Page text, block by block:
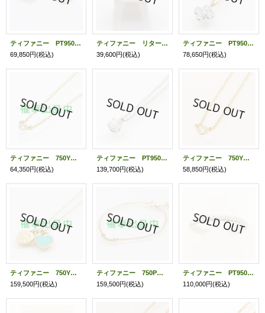
ティファニー PT950 センチメンタルハート ダイアイリリング 3.60g
69,850円(税込)
ティファニー リターン トゥ ティファニー ピアス（ミニ） 2.00g
39,600円(税込)
ティファニー PT950/750YG クルーシフォーム ダイアイリペンダントネックレス 2.20g
78,650円(税込)
ティファニー 750YG バイザヤード ダイアイリネックレス 1.80g
64,350円(税込)
ティファニー PT950 ソリティア ダイアイリペンダントネックレス 0.33ct 2.60g
139,700円(税込)
ティファニー 750YG バイザヤード ダイアイリネックレス 1.70g
58,850円(税込)
ティファニー 750YG ミニダブルハートタグペンダントネックレス 4.00g
159,500円(税込)
ティファニー 750PG スマイル ダイアイリブレスレット 1.60g
159,500円(税込)
ティファニー PT950 ダイアイリ ハーフエタニティリング 2.90g
110,000円(税込)